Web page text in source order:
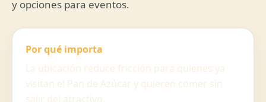
y opciones para eventos.
Por qué importa
La ubicación reduce fricción para quienes ya
visitan el Pan de Azúcar y quieren comer sin
salir del atractivo.